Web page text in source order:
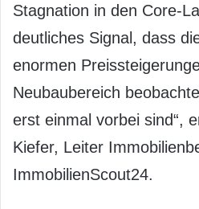
Stagnation in den Core-
deutliches Signal, dass
enormen
Neubaubereich
erst einmal vorbei sind“,
Kiefer, Leiter
ImmobilienScout24.